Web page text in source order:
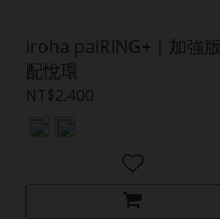
iroha paiRING+｜加強版
配悅環
NT$2,400